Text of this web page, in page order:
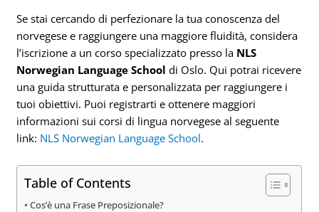
Se stai cercando di perfezionare la tua conoscenza del
norvegese e raggiungere una maggiore fluidità, considera
l’iscrizione a un corso specializzato presso la NLS
Norwegian Language School di Oslo. Qui potrai ricevere
una guida strutturata e personalizzata per raggiungere i
tuoi obiettivi. Puoi registrarti e ottenere maggiori
informazioni sui corsi di lingua norvegese al seguente
link: NLS Norwegian Language School.
Table of Contents
Cos’è una Frase Preposizionale?